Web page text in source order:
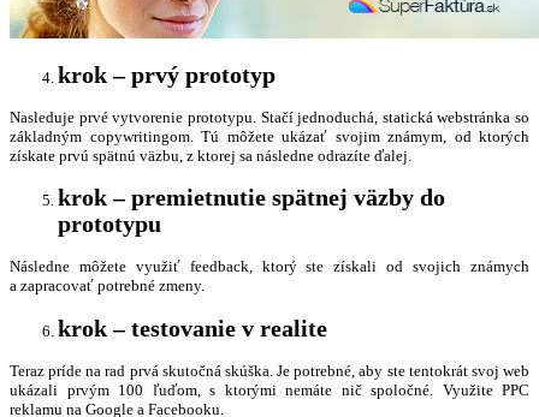
krok – prvý prototyp
Nasleduje prvé vytvorenie prototypu. Stačí jednoduchá, statická webstránka so
základným copywritingom. Tú môžete ukázať svojim známym, od ktorých
získate prvú spätnú väzbu, z ktorej sa následne odrazíte ďalej.
krok – premietnutie spätnej väzby do
prototypu
Následne môžete využiť feedback, ktorý ste získali od svojich známych
a zapracovať potrebné zmeny.
krok–testovanie v realite
Teraz príde na rad prvá skutočná skúška. Je potrebné, aby ste tentokrát svoj web
ukázali prvým 100 ľuďom, s ktorými nemáte nič spoločné. Využite PPC
reklamu na Google a Facebooku.